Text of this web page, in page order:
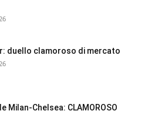
duello clamoroso di mercato
Milan-Chelsea: CLAMOROSO